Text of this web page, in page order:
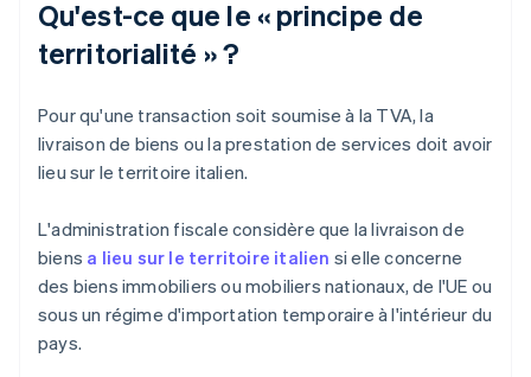
Qu'est-ce que le « principe de
territorialité » ?
Pour qu'une transaction soit soumise à la TVA, la
livraison de biens ou la prestation de services doit avoir
lieu sur le territoire italien.
L'administration fiscale considère que la livraison de
biens a lieu sur le territoire italien si elle concerne
des biens immobiliers ou mobiliers nationaux, de l'UE ou
sous un régime d'importation temporaire à l'intérieur du
pays.